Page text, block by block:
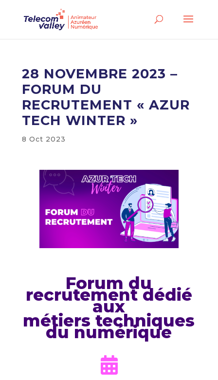
28 NOVEMBRE 2023 –
FORUM DU
RECRUTEMENT « AZUR
TECH WINTER »
8 Oct 2023
Forum du
recrutement dédié
aux
métiers techniques
du numérique
